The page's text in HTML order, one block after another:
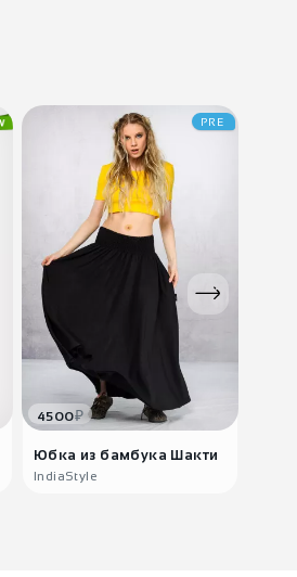
155
Бинди Васиштха
PRE
4500₽
Юбка из бамбука Шакти
IndiaStyle